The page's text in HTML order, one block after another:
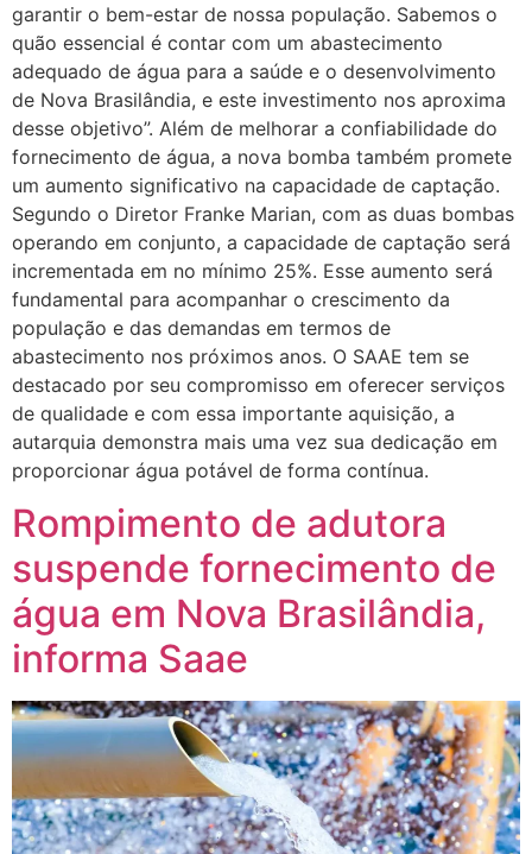
garantir o bem-estar de nossa população. Sabemos o
quão essencial é contar com um abastecimento
adequado de água para a saúde e o desenvolvimento
de Nova Brasilândia, e este investimento nos aproxima
desse objetivo”. Além de melhorar a confiabilidade do
fornecimento de água, a nova bomba também promete
um aumento significativo na capacidade de captação.
Segundo o Diretor Franke Marian, com as duas bombas
operando em conjunto, a capacidade de captação será
incrementada em no mínimo 25%. Esse aumento será
fundamental para acompanhar o crescimento da
população e das demandas em termos de
abastecimento nos próximos anos. O SAAE tem se
destacado por seu compromisso em oferecer serviços
de qualidade e com essa importante aquisição, a
autarquia demonstra mais uma vez sua dedicação em
proporcionar água potável de forma contínua.
Rompimento de adutora
suspende fornecimento de
água em Nova Brasilândia,
informa Saae